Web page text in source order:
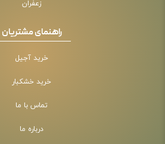
زعفران
راهنمای مشتریان
خرید آجیل
خرید خشکبار
تماس با ما
درباره ما